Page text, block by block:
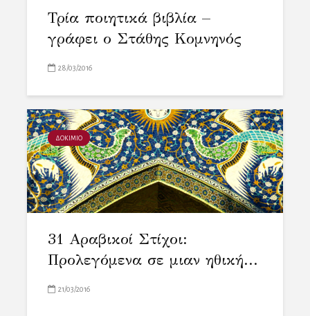
Τρία ποιητικά βιβλία –
γράφει ο Στάθης Κομνηνός
28/03/2016
ΔΟΚΙΜΙΟ
31 Αραβικοί Στίχοι:
Προλεγόμενα σε μιαν ηθική...
21/03/2016